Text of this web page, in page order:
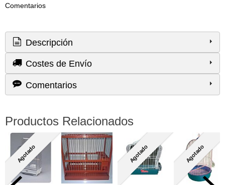
Comentarios
Descripción
Costes de Envío
Comentarios
Productos Relacionados
Agotado Agotado Agotado